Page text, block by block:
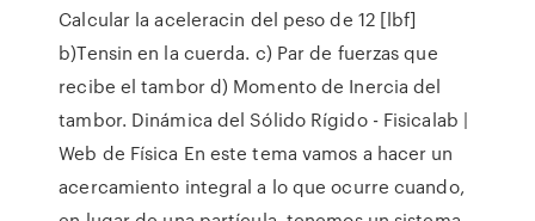
Calcular la aceleracin del peso de 12 [lbf]
b)Tensin en la cuerda. c) Par de fuerzas que
recibe el tambor d) Momento de Inercia del
tambor. Dinámica del Sólido Rígido - Fisicalab |
Web de Física En este tema vamos a hacer un
acercamiento integral a lo que ocurre cuando,